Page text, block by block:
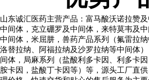
山东诚汇医药主营产品：富马酸沃诺拉赞
中间体，克立硼罗及中间体，来特莫韦及
中间体，米屈肼，兽药产品系列（氟雷拉纳
洛替拉纳、阿福拉纳及沙罗拉纳等中间体
间体，局麻系列（盐酸利多卡因、利多卡
胺卡因，盐酸丁卡因等）等，源头工厂直